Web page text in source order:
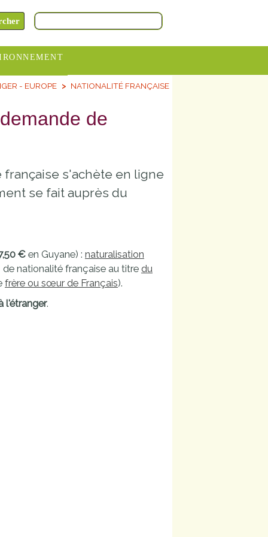
- EUROPE NATIONALITÉ FRANÇAISE
de
s'achète en ligne
se fait auprès du
€ en Guyane) : naturalisation
de nationalité française au titre du
frère ou sœur de Français).
l'étranger.